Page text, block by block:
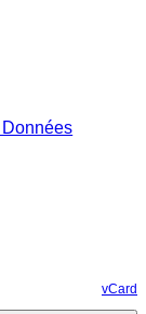
Données
vCard